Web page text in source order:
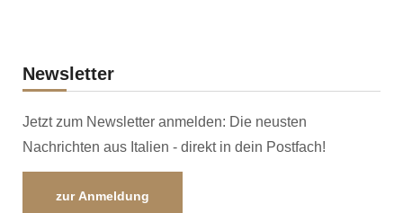
Newsletter
Jetzt zum Newsletter anmelden: Die neusten
Nachrichten aus Italien - direkt in dein Postfach!
zur Anmeldung